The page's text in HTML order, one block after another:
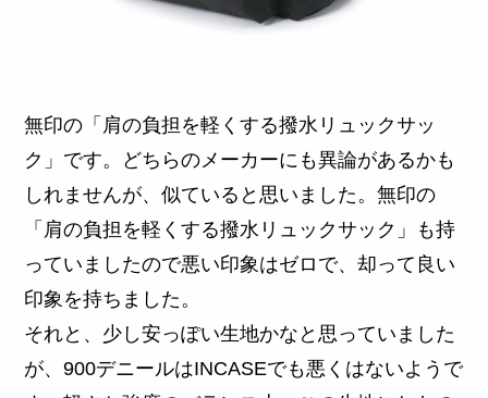
無印の「肩の負担を軽くする撥水リュックサッ
ク」です。どちらのメーカーにも異論があるかも
しれませんが、似ていると思いました。無印の
「肩の負担を軽くする撥水リュックサック」も持
っていましたので悪い印象はゼロで、却って良い
印象を持ちました。
それと、少し安っぽい生地かなと思っていました
が、900デニールはINCASEでも悪くはないようで